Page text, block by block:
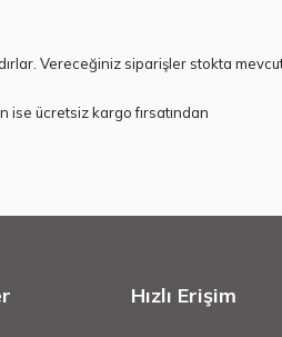
Vereceğiniz siparişler stokta
ise ücretsiz kargo fırsatından
Hızlı Erişim